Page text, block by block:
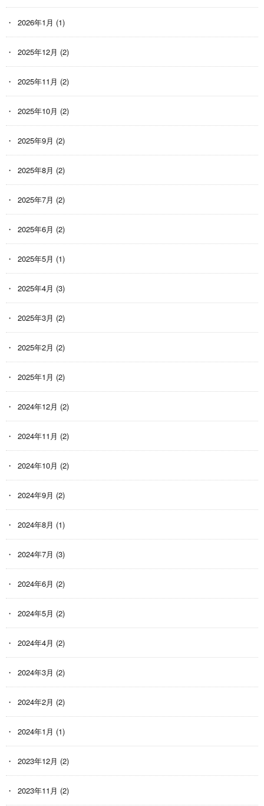
2026年1月 (1)
2025年12月 (2)
2025年11月 (2)
2025年10月 (2)
2025年9月 (2)
2025年8月 (2)
2025年7月 (2)
2025年6月 (2)
2025年5月 (1)
2025年4月 (3)
2025年3月 (2)
2025年2月 (2)
2025年1月 (2)
2024年12月 (2)
2024年11月 (2)
2024年10月 (2)
2024年9月 (2)
2024年8月 (1)
2024年7月 (3)
2024年6月 (2)
2024年5月 (2)
2024年4月 (2)
2024年3月 (2)
2024年2月 (2)
2024年1月 (1)
2023年12月 (2)
2023年11月 (2)